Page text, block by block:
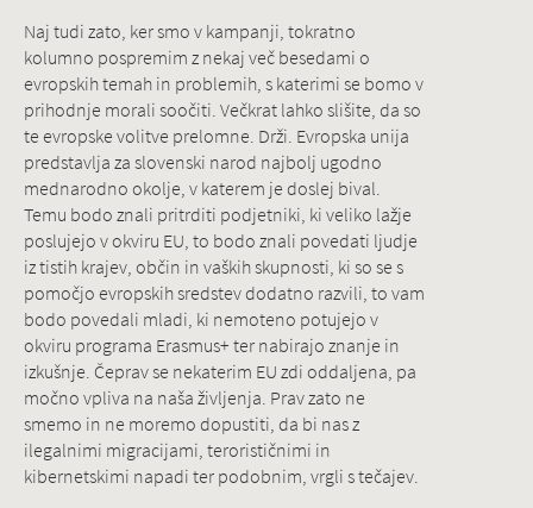
Naj tudi zato, ker smo v kampanji, tokratno
kolumno pospremim z nekaj več besedami o
evropskih temah in problemih, s katerimi se bomo v
prihodnje morali soočiti. Večkrat lahko slišite, da so
te evropske volitve prelomne. Drži. Evropska unija
predstavlja za slovenski narod najbolj ugodno
mednarodno okolje, v katerem je doslej bival.
Temu bodo znali pritrditi podjetniki, ki veliko lažje
poslujejo v okviru EU, to bodo znali povedati ljudje
iz tistih krajev, občin in vaških skupnosti, ki so se s
pomočjo evropskih sredstev dodatno razvili, to vam
bodo povedali mladi, ki nemoteno potujejo v
okviru programa Erasmus+ ter nabirajo znanje in
izkušnje. Čeprav se nekaterim EU zdi oddaljena, pa
močno vpliva na naša življenja. Prav zato ne
smemo in ne moremo dopustiti, da bi nas z
ilegalnimi migracijami, terorističnimi in
kibernetskimi napadi ter podobnim, vrgli s tečajev.